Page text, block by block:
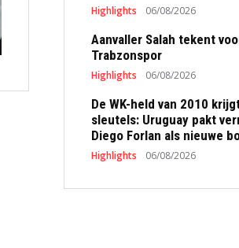
Highlights 06/08/2026
Aanvaller Salah tekent
Trabzonspor
Highlights 06/08/2026
De WK-held van 2010
sleutels: Uruguay pakt
Diego Forlan als nieuwe
Highlights 06/08/2026